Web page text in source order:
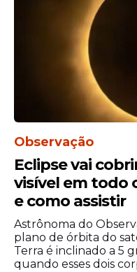
pelas usinas
dos rios para
Na prática,
pelas geradoras,
incluído nas
distribuidoras e
consumidores.
Observação
Eclipse vai
visível em todo
e como assistir
Astrônoma do
plano de órbita do
Terra é inclinado a 5
quando esses dois